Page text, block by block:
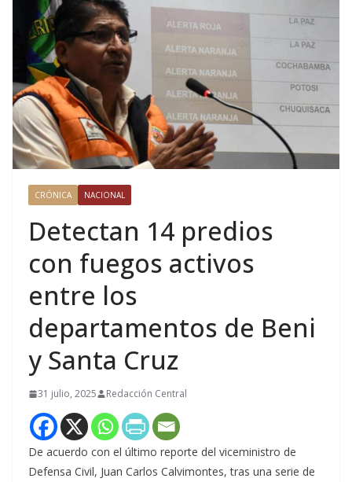
CRÓNICA NACIONAL
Detectan 14 predios
con fuegos activos
entre los
departamentos de Beni
y Santa Cruz
31 julio, 2025 Redacción Central
De acuerdo con el último reporte del viceministro de
Defensa Civil, Juan Carlos Calvimontes, tras una serie de